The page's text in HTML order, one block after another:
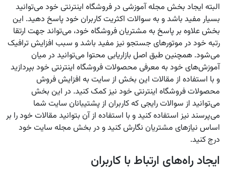
البته ایجاد بخش مجله آموزشی در فروشگاه اینترنتی خود می‌توانید
بسیار مفید باشد و به سوالات اکثریت کاربران خود پاسخ دهید. این
بخش علاوه بر پاسخ به مشتریان فروشگاه خود، می‌تواند جهت ارتقا
رتبه خود در موتورهای جستجو نیز مفید باشد و سبب افزایش ترافیک
می‌شود. همچنین طبق اصل بازاریابی محتوا می‌توانید در میان
آموزش‌های خود به معرفی محصولات فروشگاه اینترنتی خود بپردازید
و با استفاده از مقالات این بخش از سایت به افزایش فروش
محصولات فروشگاه اینترنتی خود نیز کمک کنید. در این بخش
می‌توانید از سوالات رایجی که کاربران از پشتیبانان سایت شما
می‌پرسند نیز استفاده کنید و با استفاده از آن بتوانید مقالات خود را بر
اساس نیازهای مشتریان نگارش کنید و در بخش مجله سایت خود
درج کنید.
ایجاد راه‌های ارتباط با کاربران